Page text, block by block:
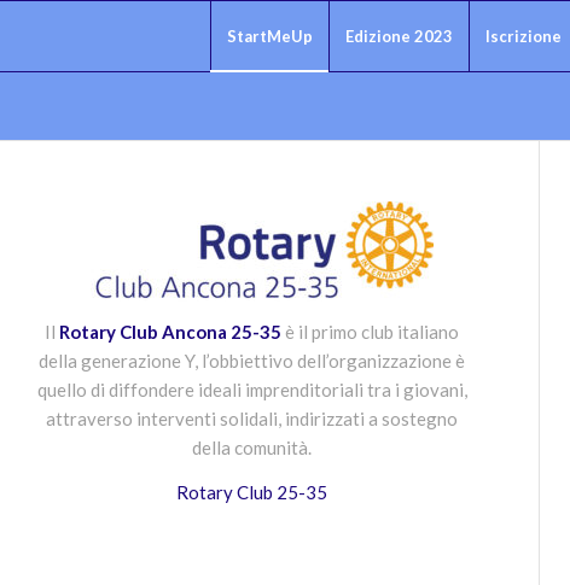
StartMeUp Edizione 2023 Iscrizione
Il Rotary Club Ancona 25-35 è il primo club italiano
della generazione Y, l’obbiettivo dell’organizzazione è
quello di diffondere ideali imprenditoriali tra i giovani,
attraverso interventi solidali, indirizzati a sostegno
della comunità.
Rotary Club 25-35